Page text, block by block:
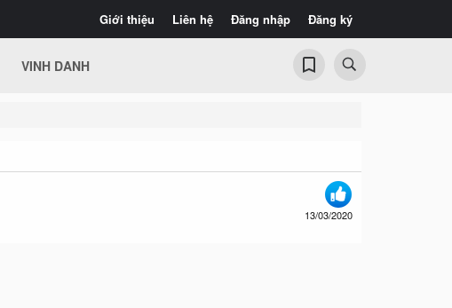
Giới thiệu Liên hệ Đăng nhập Đăng ký
VINH DANH
13/03/2020